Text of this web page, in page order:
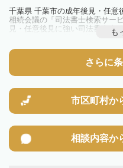
千葉県 千葉市の成年後見・任意
相続会議の「司法書士検索サー
見・任意後見に強い司法書士事
のトラブルやお悩みを抱えてい
も
さらに
市区町村か
相談内容か